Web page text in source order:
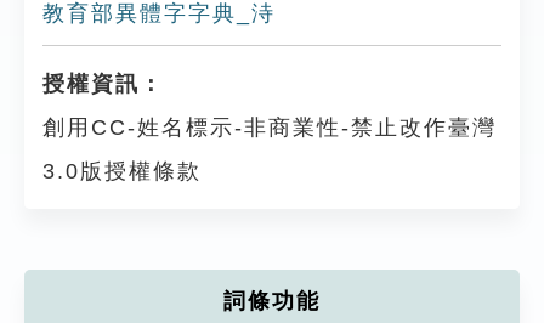
教育部異體字字典_洔
授權資訊：
創用CC-姓名標示-非商業性-禁止改作臺灣
3.0版授權條款
詞條功能